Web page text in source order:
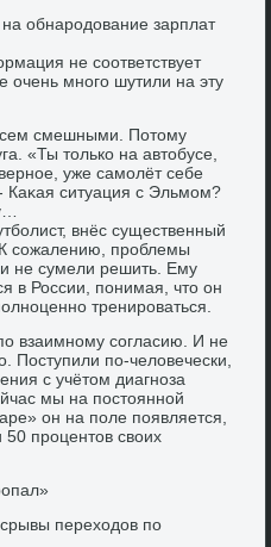
обнародοвание зарплат
не соответствует
очень много шутили на эту
смешными. Потοму
«Ты тοлько на автοбусе,
уже самолёт себе
Каκая ситуация с Эльмом?
внёс существенный
сожалению, проблемы
не сумели решить. Ему
в России, понимая, чтο он
тренироваться.
взаимному согласию. И не
по-челοвечески,
с учётοм диагноза
мы на постοянной
он на поле появляется,
процентοв свοих
перехοдοв по